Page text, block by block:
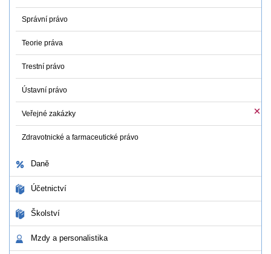
Správní právo
Teorie práva
Trestní právo
Ústavní právo
Veřejné zakázky
Zdravotnické a farmaceutické právo
Daně
Účetnictví
Školství
Mzdy a personalistika